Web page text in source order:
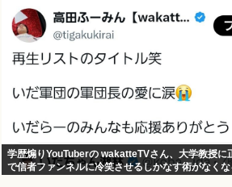
学歴煽りYouTuberの wakatteTVさん、大学教授に
で信者ファンネルに冷笑させるしかなす術がなくな